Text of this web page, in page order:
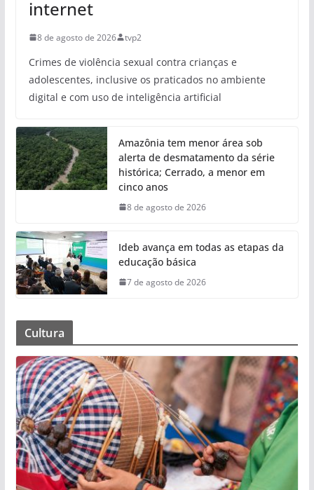
internet
8 de agosto de 2026 tvp2
Crimes de violência sexual contra crianças e
adolescentes, inclusive os praticados no ambiente
digital e com uso de inteligência artificial
Amazônia tem menor área sob
alerta de desmatamento da série
histórica; Cerrado, a menor em
cinco anos
8 de agosto de 2026
Ideb avança em todas as etapas da
educação básica
7 de agosto de 2026
Cultura